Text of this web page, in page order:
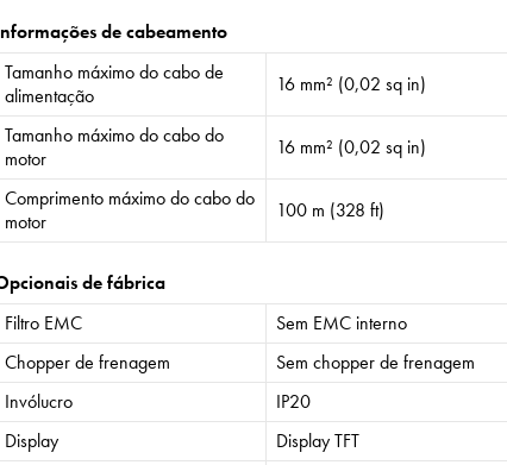
de cabeamento
Tamanho máximo do cabo de
alimentação
16 mm² (0,02 sq in)
Tamanho máximo do cabo do
motor
16 mm² (0,02 sq in)
Comprimento máximo do cabo do
motor
100 m (328 ft)
de fábrica
Filtro EMC
Sem EMC interno
Chopper de frenagem
Sem chopper de frenagem
Invólucro
IP20
Display
Display TFT